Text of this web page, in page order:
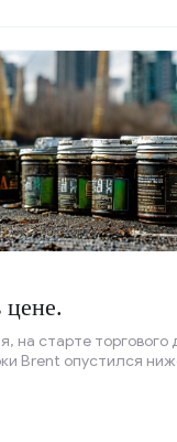
на старте торгового
Brent опустился